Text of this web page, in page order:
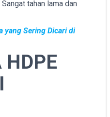
tahan lama dan
yang Sering Dicari di
HDPE